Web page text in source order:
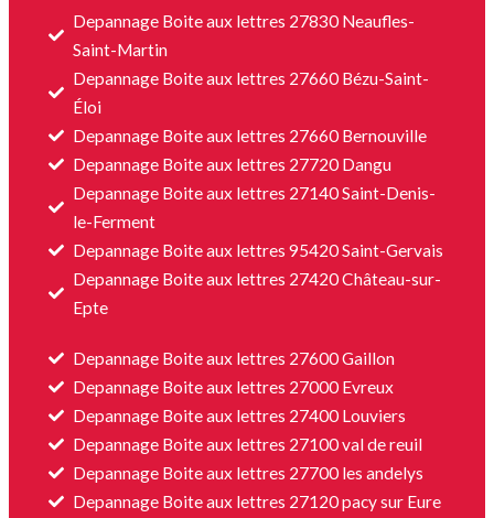
Depannage Boite aux lettres 27830 Neaufles-
Saint-Martin
Depannage Boite aux lettres 27660 Bézu-Saint-
Éloi
Depannage Boite aux lettres 27660 Bernouville
Depannage Boite aux lettres 27720 Dangu
Depannage Boite aux lettres 27140 Saint-Denis-
le-Ferment
Depannage Boite aux lettres 95420 Saint-Gervais
Depannage Boite aux lettres 27420 Château-sur-
Epte
Depannage Boite aux lettres 27600 Gaillon
Depannage Boite aux lettres 27000 Evreux
Depannage Boite aux lettres 27400 Louviers
Depannage Boite aux lettres 27100 val de reuil
Depannage Boite aux lettres 27700 les andelys
Depannage Boite aux lettres 27120 pacy sur Eure